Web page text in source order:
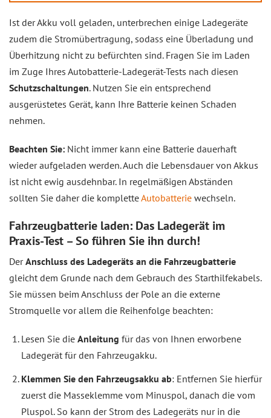
Ist der Akku voll geladen, unterbrechen einige Ladegeräte
zudem die Stromübertragung, sodass eine Überladung und
Überhitzung nicht zu befürchten sind. Fragen Sie im Laden
im Zuge Ihres Autobatterie-Ladegerät-Tests nach diesen
Schutzschaltungen. Nutzen Sie ein entsprechend
ausgerüstetes Gerät, kann Ihre Batterie keinen Schaden
nehmen.
Beachten Sie: Nicht immer kann eine Batterie dauerhaft
wieder aufgeladen werden. Auch die Lebensdauer von Akkus
ist nicht ewig ausdehnbar. In regelmäßigen Abständen
sollten Sie daher die kompletteAutobatterie wechseln.
Fahrzeugbatterie laden: Das Ladegerät im
Praxis-Test – So führen Sie ihn durch!
DerAnschluss des Ladegeräts an die Fahrzeugbatterie
gleicht dem Grunde nach dem Gebrauch des Starthilfekabels.
Sie müssen beim Anschluss der Pole an die externe
Stromquelle vor allem die Reihenfolge beachten:
Lesen Sie die Anleitung für das von Ihnen erworbene
Ladegerät für den Fahrzeugakku.
Klemmen Sie den Fahrzeugsakku ab: Entfernen Sie hierfür
zuerst die Masseklemme vom Minuspol, danach die vom
Pluspol. So kann der Strom des Ladegeräts nur in die